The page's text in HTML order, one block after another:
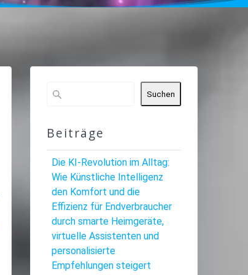
Suchen
Beiträge
Die KI-Revolution im Alltag:
Wie Künstliche Intelligenz
den Komfort und die
Effizienz für Endverbraucher
durch smarte Heimgeräte,
virtuelle Assistenten und
personalisierte
Empfehlungen steigert